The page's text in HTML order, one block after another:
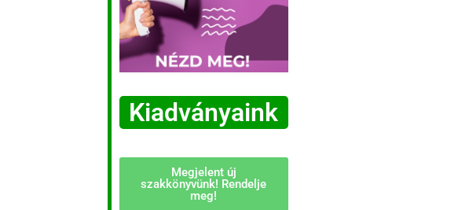
Kiadványaink
Megjelent új
szakkönyvünk! Rendelje
meg!